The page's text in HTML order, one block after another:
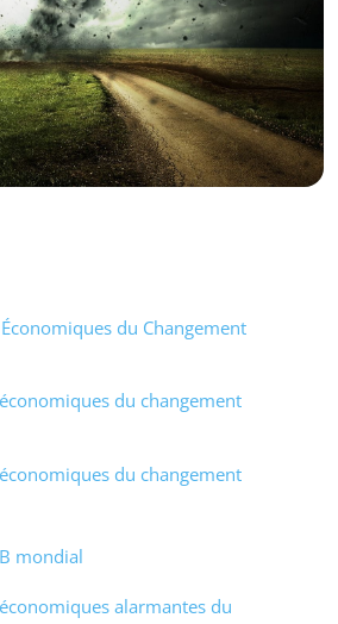
du Changement
du changement
du changement
mondial
alarmantes du